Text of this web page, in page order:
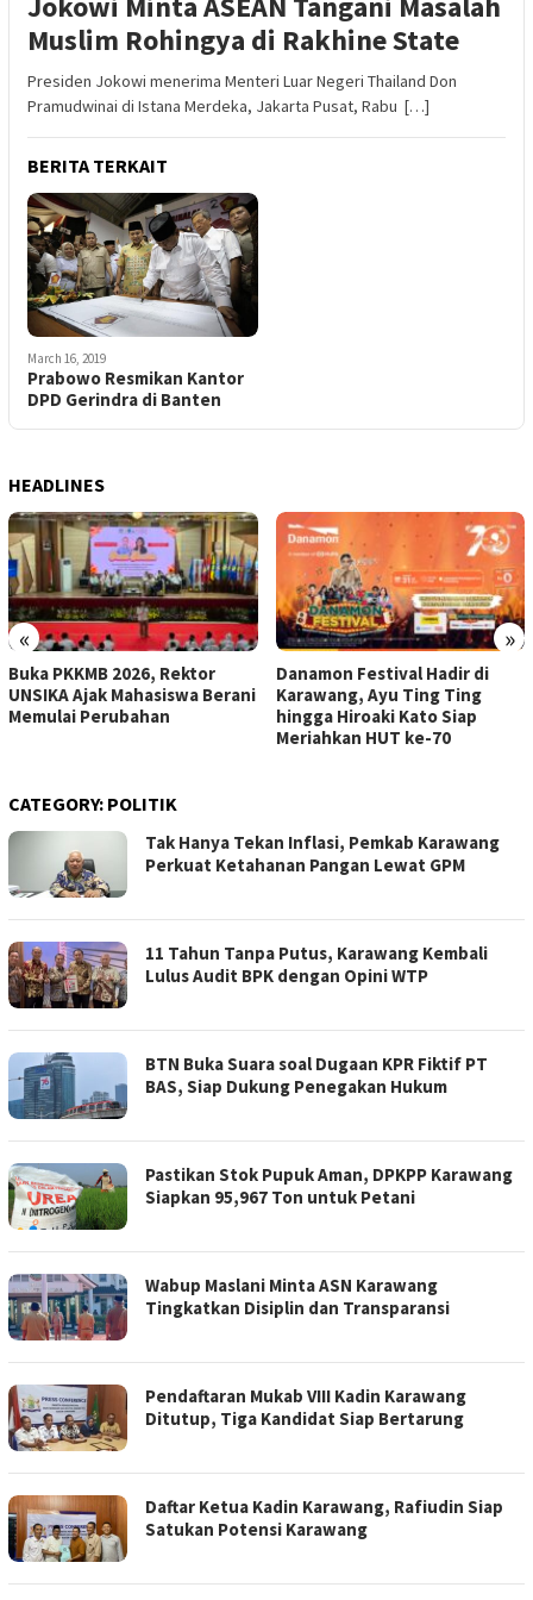
Muslim Rohingya di Rakhine State
Presiden Jokowi menerima Menteri Luar Negeri Thailand Don
Pramudwinai di Istana Merdeka, Jakarta Pusat, Rabu […]
BERITA TERKAIT
March 16, 2019
Prabowo Resmikan Kantor
DPD Gerindra di Banten
HEADLINES
« »
Buka PKKMB 2026, Rektor
UNSIKA Ajak Mahasiswa Berani
Memulai Perubahan
Danamon Festival Hadir di
Karawang, Ayu Ting Ting
hingga Hiroaki Kato Siap
Meriahkan HUT ke-70
CATEGORY: POLITIK
Tak Hanya Tekan Inflasi, Pemkab Karawang
Perkuat Ketahanan Pangan Lewat GPM
11 Tahun Tanpa Putus, Karawang Kembali
Lulus Audit BPK dengan Opini WTP
BTN Buka Suara soal Dugaan KPR Fiktif PT
BAS, Siap Dukung Penegakan Hukum
Pastikan Stok Pupuk Aman, DPKPP Karawang
Siapkan 95,967 Ton untuk Petani
Wabup Maslani Minta ASN Karawang
Tingkatkan Disiplin dan Transparansi
Pendaftaran Mukab VIII Kadin Karawang
Ditutup, Tiga Kandidat Siap Bertarung
Daftar Ketua Kadin Karawang, Rafiudin Siap
Satukan Potensi Karawang